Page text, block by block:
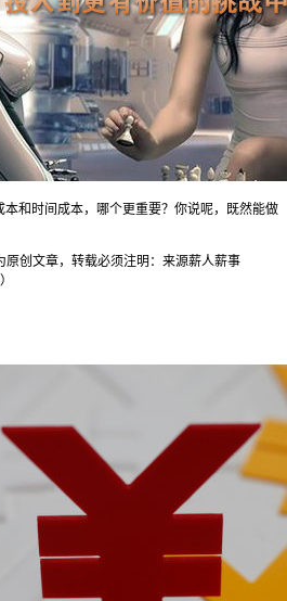
和时间成本，哪个更重要？你说呢，既然能做
原创文章，转载必须注明：来源薪人薪事
）